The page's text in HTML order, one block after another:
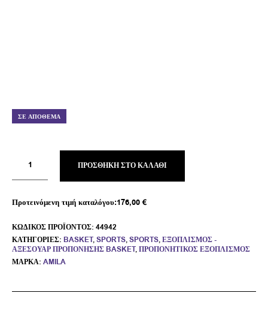
ΣΕ ΑΠΌΘΕΜΑ
ΠΡΟΣΘΉΚΗ ΣΤΟ ΚΑΛΆΘΙ
Προτεινόμενη τιμή καταλόγου:176,00€
ΚΩΔΙΚΌΣ ΠΡΟΪΌΝΤΟΣ: 44942
ΚΑΤΗΓΟΡΊΕΣ: BASKET,SPORTS,SPORTS,ΕΞΟΠΛΙΣΜΌΣ -
ΑΞΕΣΟΥΆΡ ΠΡΟΠΌΝΗΣΗΣ BASKET,ΠΡΟΠΟΝΗΤΙΚΌΣ ΕΞΟΠΛΙΣΜΌΣ
ΜΆΡΚΑ: AMILA